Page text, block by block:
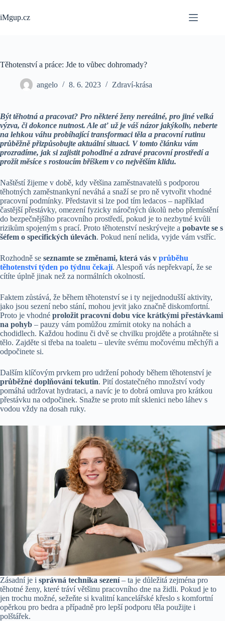
to
content
iMgup.cz
Těhotenství a práce: Jde to vůbec dohromady?
angelo 8. 6. 2023 Zdraví-krása
Být těhotná a pracovat? Pro některé ženy nereálné, pro jiné velká
výzva, či dokonce nutnost. Ale ať už je váš názor jakýkoliv, neberte
na lehkou váhu probíhající transformaci těla a pracovní rutinu
průběžně přizpůsobujte aktuální situaci. V tomto článku vám
prozradíme, jak si zajistit pohodlné a zdravé pracovní prostředí a
prožít měsíce s rostoucím bříškem v co největším klidu.
Naštěstí žijeme v době, kdy většina zaměstnavatelů s podporou
těhotných zaměstnankyní neváhá a snaží se pro ně vytvořit vhodné
pracovní podmínky. Představit si lze pod tím ledacos – například
častější přestávky, omezení fyzicky náročných úkolů nebo přemístění
do bezpečnějšího pracovního prostředí, pokud je to nezbytné kvůli
rizikům spojeným s prací. Proto těhotenství neskrývejte a pobavte se s
šéfem o specifických úlevách. Pokud není nelida, vyjde vám vstříc.
Rozhodně se seznamte se změnami, která vás v průběhu
těhotenství týden po týdnu čekají. Alespoň vás nepřekvapí, že se
cítíte úplně jinak než za normálních okolností.
Faktem zůstává, že během těhotenství se i ty nejjednodušší aktivity,
jako jsou sezení nebo stání, mohou jevit jako značně diskomfortní.
Proto je vhodné proložit pracovní dobu více krátkými přestávkami
na pohyb – pauzy vám pomůžou zmírnit otoky na nohách a
chodidlech. Každou hodinu či dvě se chvilku projděte a protáhněte si
tělo. Zajděte si třeba na toaletu – ulevíte svému močovému měchýři a
odpočinete si.
Dalším klíčovým prvkem pro udržení pohody během těhotenství je
průběžné doplňování tekutin. Pití dostatečného množství vody
pomáhá udržovat hydrataci, a navíc je to dobrá omluva pro krátkou
přestávku na odpočinek. Snažte se proto mít sklenici nebo láhev s
vodou vždy na dosah ruky.
Zásadní je i správná technika sezení– ta je důležitá zejména pro
těhotné ženy, které tráví většinu pracovního dne na židli. Pokud je to
jen trochu možné, sežeňte si kvalitní kancelářské křeslo s komfortní
opěrkou pro bedra a případně pro lepší podporu těla použijte i
polštářek.